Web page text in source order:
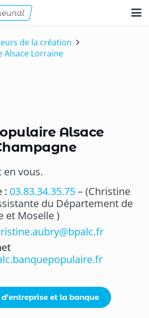
de la création
Alsace Lorraine
Alsace
en vous.
: 03.83.34.35.75– (Christine
du Département de
et Moselle )
et la banque